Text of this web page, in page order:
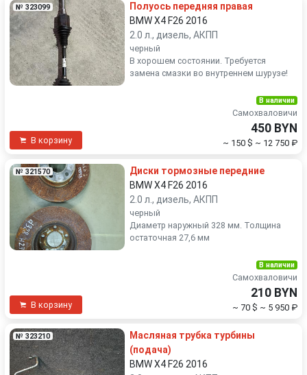
№ 323099
Полуось передняя правая
BMW X4 F26 2016
2.0 л., дизель, АКПП
черный
В хорошем состоянии. Требуется
замена смазки во внутреннем шурузе!
В корзину
В наличии
Самохваловичи
450 BYN
~ 150 $ ~ 12 750 ₽
№ 321570
Диски тормозные передние
BMW X4 F26 2016
2.0 л., дизель, АКПП
черный
Диаметр наружный 328 мм. Толщина
остаточная 27,6 мм
В корзину
В наличии
Самохваловичи
210 BYN
~ 70 $ ~ 5 950 ₽
№ 323210
Масляная трубка турбины
(подача)
BMW X4 F26 2016